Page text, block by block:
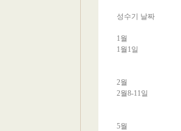
성수기 날짜
1월
1월1일
2월
2월8-11일
5월